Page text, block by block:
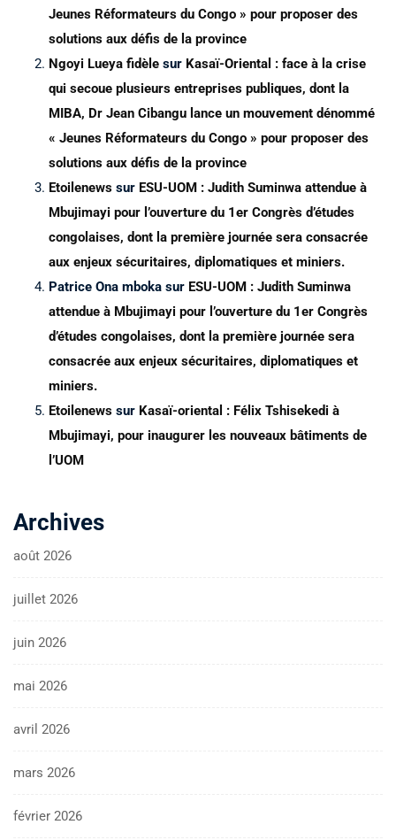
Jeunes Réformateurs du Congo » pour proposer des
solutions aux défis de la province
Ngoyi Lueya fidèle sur Kasaï-Oriental : face à la crise
qui secoue plusieurs entreprises publiques, dont la
MIBA, Dr Jean Cibangu lance un mouvement dénommé
« Jeunes Réformateurs du Congo » pour proposer des
solutions aux défis de la province
Etoilenews sur ESU-UOM : Judith Suminwa attendue à
Mbujimayi pour l’ouverture du 1er Congrès d’études
congolaises, dont la première journée sera consacrée
aux enjeux sécuritaires, diplomatiques et miniers.
Patrice Ona mboka sur ESU-UOM : Judith Suminwa
attendue à Mbujimayi pour l’ouverture du 1er Congrès
d’études congolaises, dont la première journée sera
consacrée aux enjeux sécuritaires, diplomatiques et
miniers.
Etoilenews sur Kasaï-oriental : Félix Tshisekedi à
Mbujimayi, pour inaugurer les nouveaux bâtiments de
l’UOM
Archives
août 2026
juillet 2026
juin 2026
mai 2026
avril 2026
mars 2026
février 2026